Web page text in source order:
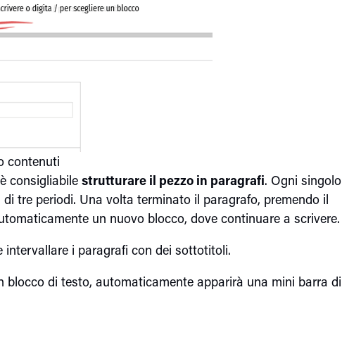
contenuti
consigliabilestrutturare il pezzo in paragrafi. Ogni singolo
tre periodi. Una volta terminato il paragrafo, premendo il
un nuovo blocco, dove continuare a scrivere.
i paragrafi con dei sottotitoli.
blocco di testo, automaticamente apparirà una mini barra di